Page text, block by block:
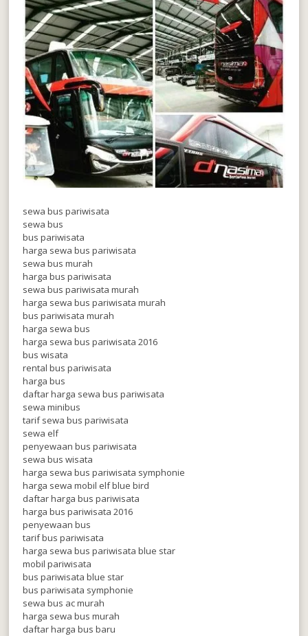
sewa bus pariwisata
sewa bus
bus pariwisata
harga sewa bus pariwisata
sewa bus murah
harga bus pariwisata
sewa bus pariwisata murah
harga sewa bus pariwisata murah
bus pariwisata murah
harga sewa bus
harga sewa bus pariwisata 2016
bus wisata
rental bus pariwisata
harga bus
daftar harga sewa bus pariwisata
sewa minibus
tarif sewa bus pariwisata
sewa elf
penyewaan bus pariwisata
sewa bus wisata
harga sewa bus pariwisata symphonie
harga sewa mobil elf blue bird
daftar harga bus pariwisata
harga bus pariwisata 2016
penyewaan bus
tarif bus pariwisata
harga sewa bus pariwisata blue star
mobil pariwisata
bus pariwisata blue star
bus pariwisata symphonie
sewa bus ac murah
harga sewa bus murah
daftar harga bus baru